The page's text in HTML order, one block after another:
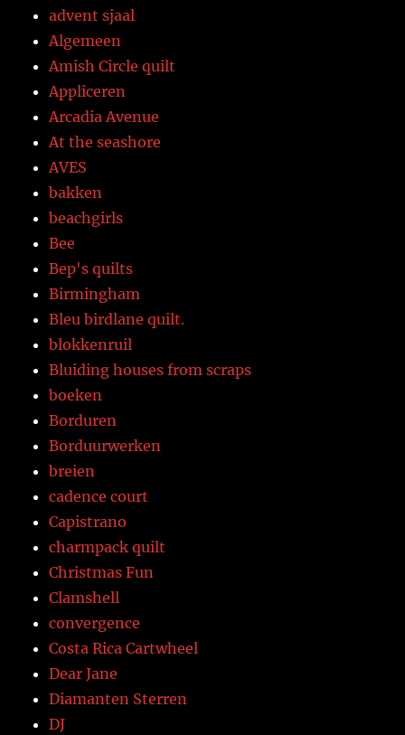
advent sjaal
Algemeen
Amish Circle quilt
Appliceren
Arcadia Avenue
At the seashore
AVES
bakken
beachgirls
Bee
Bep's quilts
Birmingham
Bleu birdlane quilt.
blokkenruil
Bluiding houses from scraps
boeken
Borduren
Borduurwerken
breien
cadence court
Capistrano
charmpack quilt
Christmas Fun
Clamshell
convergence
Costa Rica Cartwheel
Dear Jane
Diamanten Sterren
DJ